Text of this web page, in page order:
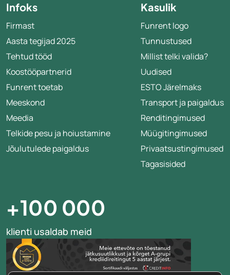
Infoks
Firmast
Aasta tegijad 2025
Tehtud tööd
Koostööpartnerid
Funrent toetab
Meeskond
Meedia
Telkide pesu ja hoiustamine
Jõulutulede paigaldus
Kasulik
Funrent logo
Tunnustused
Millist telki valida?
Uudised
ESTO Järelmaks
Transport ja paigaldus
Renditingimused
Müügitingimused
Privaatsustingimused
Tagasisided
+100 000
klienti usaldab meid